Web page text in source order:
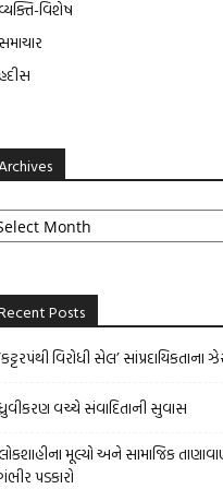
વિશેષ
Posts
વિરોધી સેલ’
વચ્ચે સંવાદિતાની સુવાસ
મૂલ્યો અને સામાજિક
પડકારો